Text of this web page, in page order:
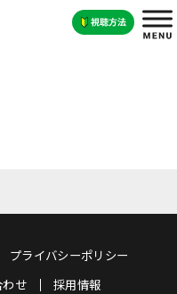
プライバシーポリシー
せ 採用情報